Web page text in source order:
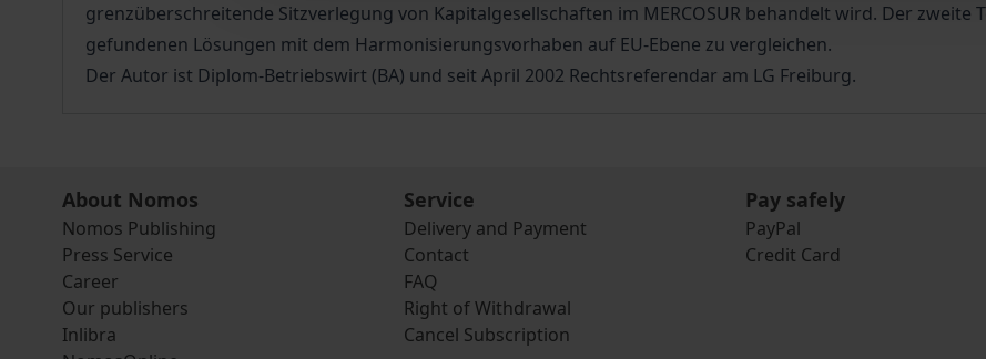
grenzüberschreitende Sitzverlegung von Kapitalgesellschaften im MERCOSUR behandelt wird. Der
gefundenen Lösungen mit dem Harmonisierungsvorhaben auf EU-Ebene zu vergleichen.
Der Autor ist Diplom-Betriebswirt (BA) und seit April 2002 Rechtsreferendar am LG Freiburg.
About Nomos
Nomos Publishing
Press Service
Career
Our publishers
Inlibra
Service
Delivery and Payment
Contact
FAQ
Right of Withdrawal
Cancel Subscription
Pay safely
PayPal
Credit Card